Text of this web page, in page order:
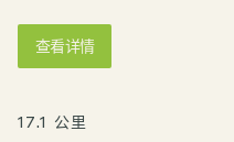
波兰边境仅 15 公里，距离
斯洛伐克边境仅 35 公里。
位置，让他们能够进入波
查看详情
17.1 公里